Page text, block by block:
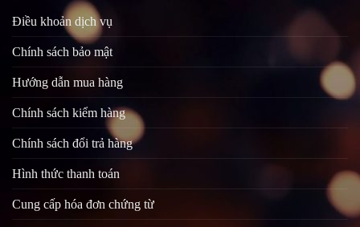
Điều khoản dịch vụ
Chính sách bảo mật
Hướng dẫn mua hàng
Chính sách kiểm hàng
Chính sách đổi trả hàng
Hình thức thanh toán
Cung cấp hóa đơn chứng từ